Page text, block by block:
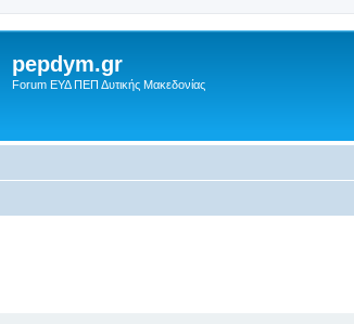
pepdym.gr
Forum ΕΥΔ ΠΕΠ Δυτικής Μακεδονίας